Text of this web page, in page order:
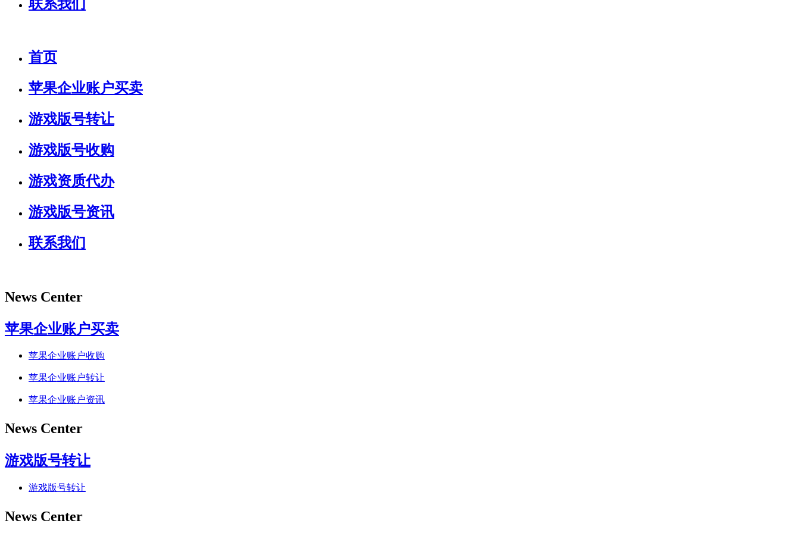
联系我们
首页
苹果企业账户买卖
游戏版号转让
游戏版号收购
游戏资质代办
游戏版号资讯
联系我们
News Center
苹果企业账户买卖
苹果企业账户收购
苹果企业账户转让
苹果企业账户资讯
News Center
游戏版号转让
游戏版号转让
News Center